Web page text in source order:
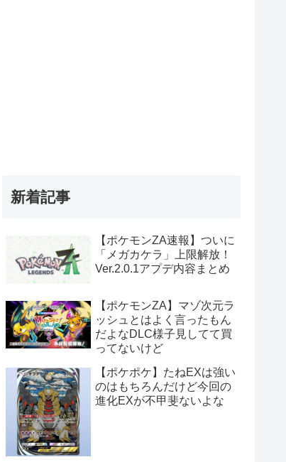
新着記事
【ポケモンZA速報】ついに
「メガカケラ」上限解放！
Ver.2.0.1アプデ内容まとめ
【ポケモンZA】マゾ次元ラ
ッシュとはよく言ったもん
だよなDLC様子見してて買
ってないけど
【ポケポケ】たねEXは強い
のはもちろんだけど今回の
進化EXが不甲斐ないよな